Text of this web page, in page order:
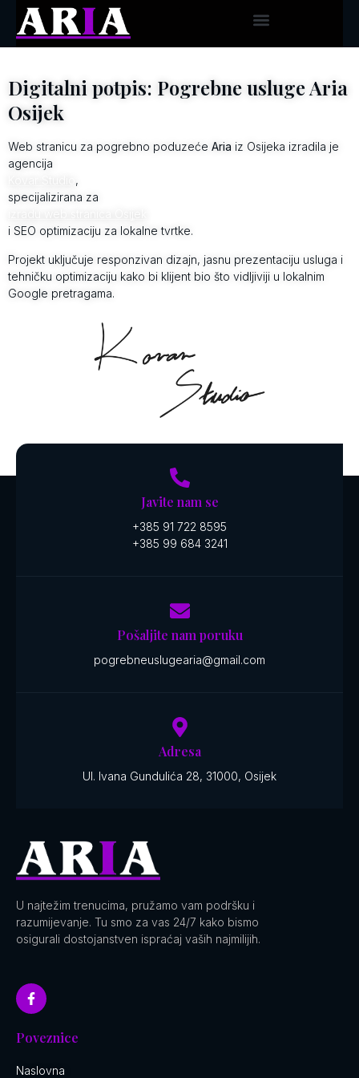
Digitalni potpis: Pogrebne usluge Aria
Osijek
Web stranicu za pogrebno poduzeće Aria iz Osijeka izradila je
agencija
,
specijalizirana za
i SEO optimizaciju za lokalne tvrtke.
Projekt uključuje responzivan dizajn, jasnu prezentaciju usluga i
tehničku optimizaciju kako bi klijent bio što vidljiviji u lokalnim
Google pretragama.
Javite nam se
+385 91 722 8595
+385 99 684 3241
Pošaljite nam poruku
pogrebneuslugearia@gmail.com
Adresa
Ul. Ivana Gundulića 28, 31000, Osijek
U najtežim trenucima, pružamo vam podršku i
razumijevanje. Tu smo za vas 24/7 kako bismo
osigurali dostojanstven ispraćaj vaših najmilijih.
Poveznice
Naslovna